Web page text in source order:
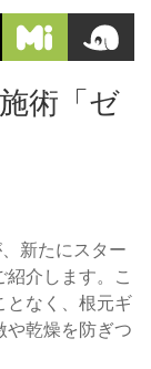
術「ゼ
新たにスター
紹介します。こ
となく、根元ギ
や乾燥を防ぎつ